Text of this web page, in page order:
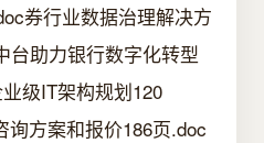
券行业数据治理解决方
台助力银行数字化转型
级IT架构规划120
方案和报价186页.doc